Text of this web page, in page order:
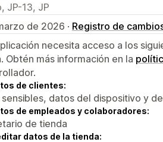
JP-13, JP
de 2026 · Registro de
necesita acceso a los
Obtén más información en la
de clientes:
sensibles, datos del dispositivo y
de empleados y colaboradores:
de tienda
datos de la tienda: